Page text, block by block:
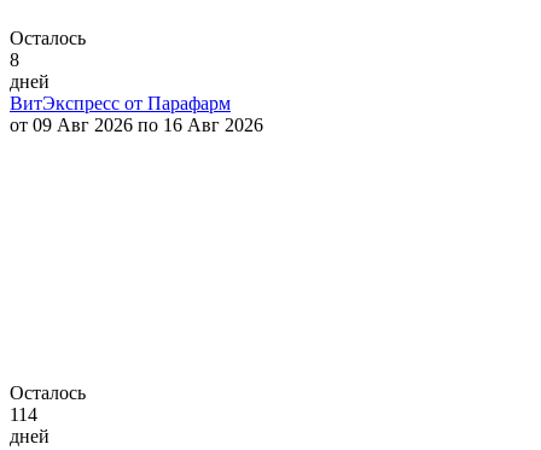
Осталось
8
дней
ВитЭкспресс от Парафарм
от 09 Авг 2026 по 16 Авг 2026
Осталось
114
дней